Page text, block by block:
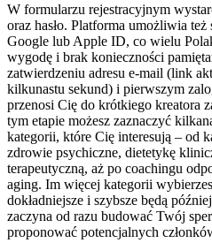
W formularzu rejestracyjnym
oraz hasło. Platforma umożliwia
Google lub Apple ID, co wielu
wygodę i brak konieczności
zatwierdzeniu adresu e-mail (link
kilkunastu sekund) i pierwszym
przenosi Cię do krótkiego kreatora
tym etapie możesz zaznaczyć
kategorii, które Cię interesują – od
zdrowie psychiczne, dietetykę
terapeutyczną, aż po coachingu
aging. Im więcej kategorii
dokładniejsze i szybsze będą
zaczyna od razu budować Twój
proponować potencjalnych